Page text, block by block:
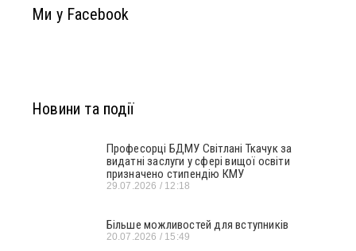
Ми у Facebook
Новини та події
Професорці БДМУ Світлані Ткачук за
видатні заслуги у сфері вищої освіти
призначено стипендію КМУ
29.07.2026 12:18
Більше можливостей для вступників
20.07.2026 15:49